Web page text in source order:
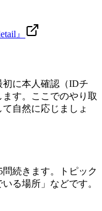
』
に本人確認（IDチ
す。ここでのやり取
自然に応じましょ
続きます。トピック
る場所」などです。